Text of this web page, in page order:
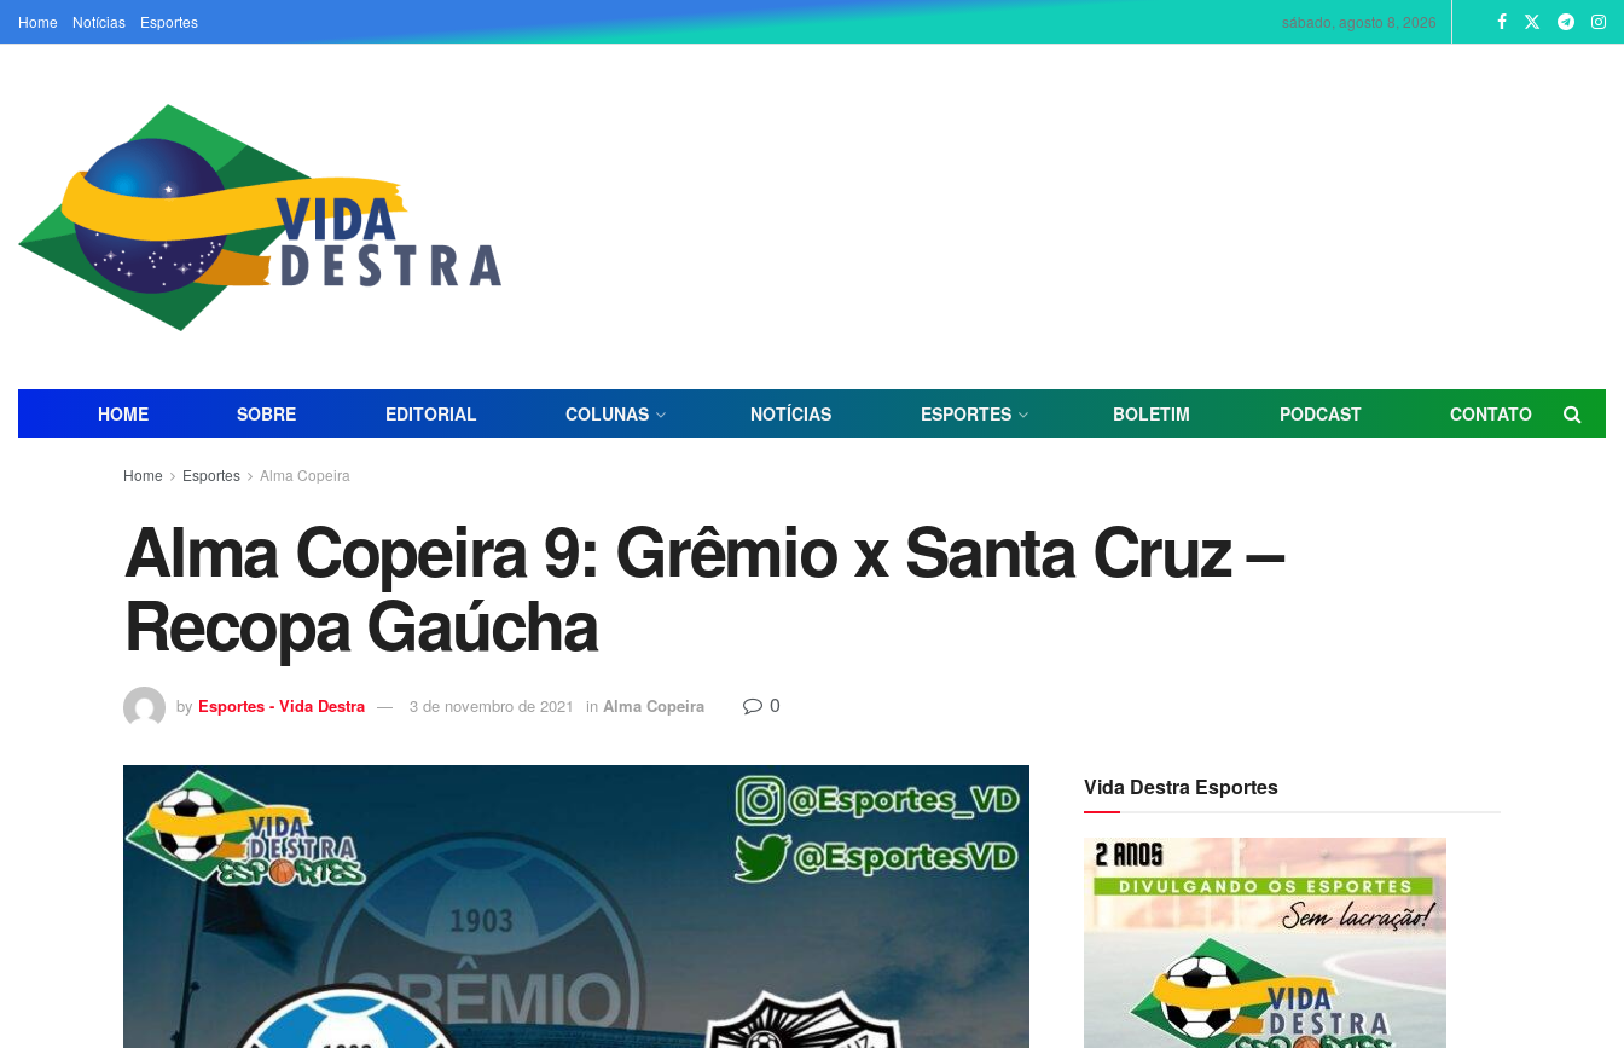
Home Notícias Esportes sábado, agosto 8, 2026
HOME SOBRE EDITORIAL COLUNAS NOTÍCIAS ESPORTES BOLETIM PODCAST CONTATO
Home Esportes Alma Copeira
Alma Copeira 9: Grêmio x Santa Cruz –
Recopa Gaúcha
by Esportes - Vida Destra 3 de novembro de 2021 in Alma Copeira 0
Vida Destra Esportes